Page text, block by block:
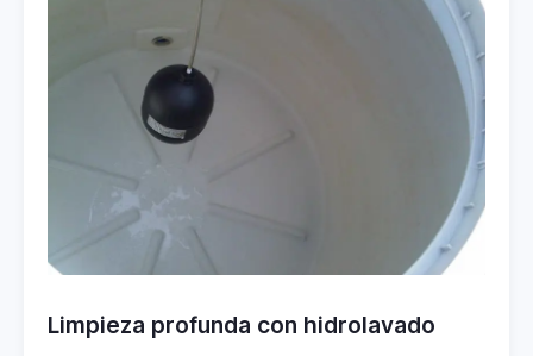
Limpieza profunda con hidrolavado